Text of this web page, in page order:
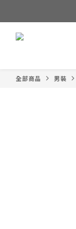
全部商品 男裝